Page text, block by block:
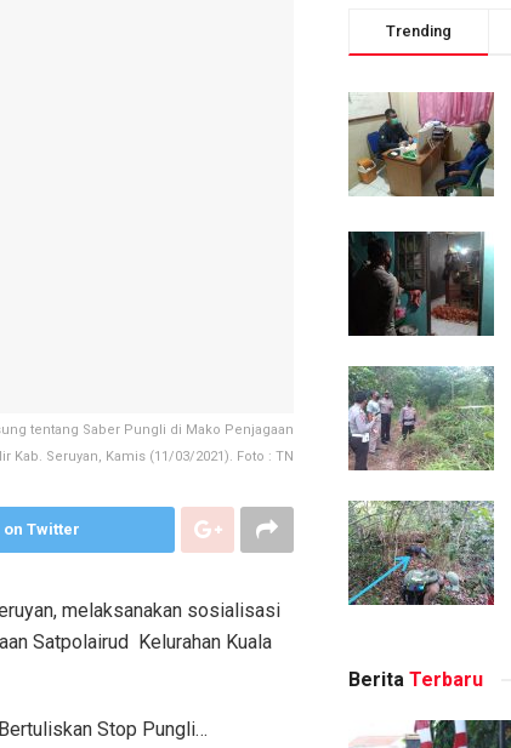
tentang Saber Pungli di Mako Penjagaan
Seruyan, Kamis (11/03/2021). Foto : TN
on Twitter
melaksanakan sosialisasi
Satpolairud Kelurahan Kuala
Stop Pungli…
Trending
Berita Terbaru